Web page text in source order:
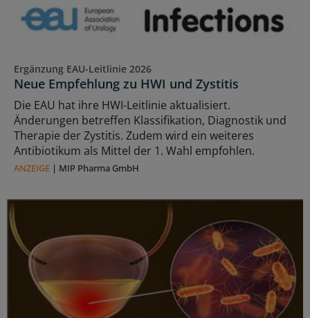
Ergänzung EAU-Leitlinie 2026
Neue Empfehlung zu HWI und Zystitis
Die EAU hat ihre HWI-Leitlinie aktualisiert.
Änderungen betreffen Klassifikation, Diagnostik und
Therapie der Zystitis. Zudem wird ein weiteres
Antibiotikum als Mittel der 1. Wahl empfohlen.
ANZEIGE | MIP Pharma GmbH